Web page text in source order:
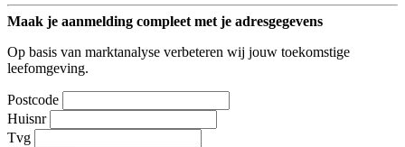
Maak je aanmelding compleet met je adresgegevens
Op basis van marktanalyse verbeteren wij jouw toekomstige
leefomgeving.
Postcode
Huisnr
Tvg